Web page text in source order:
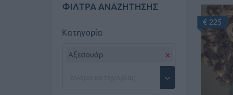
ΦΙΛΤΡΑ ΑΝΑΖΗΤΗΣΗΣ
Κατηγορία
Αξεσουάρ ×
€ 225